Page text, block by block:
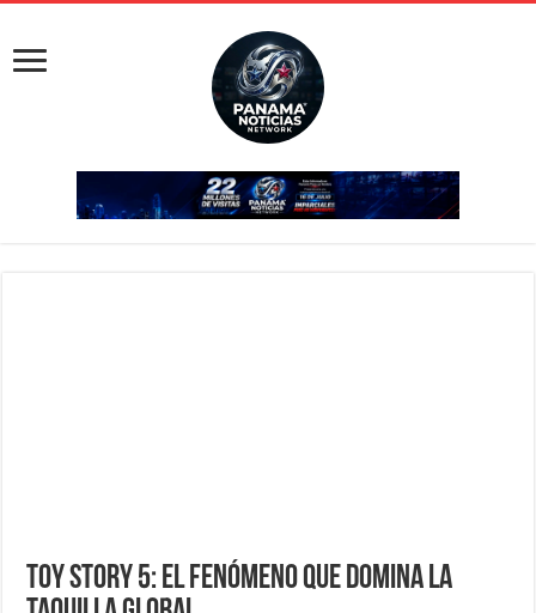
Toy Story 5: El fenómeno que domina la